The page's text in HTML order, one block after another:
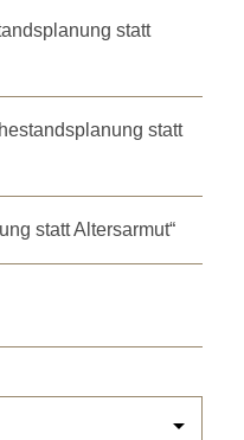
statt
statt
statt Altersarmut“